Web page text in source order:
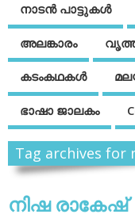
നാടന്‍ പാട്ടുകള്‍
അലങ്കാരം
കടംകഥകള്‍
ഭാഷാ ജാലകം
Tag archives for
നിഷ രാകേഷ്